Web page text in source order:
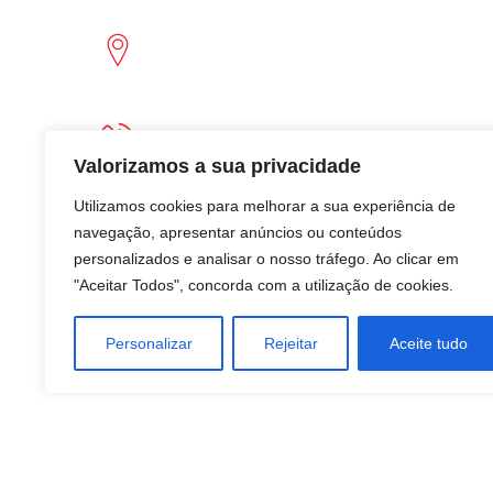
Valorizamos a sua privacidade
Utilizamos cookies para melhorar a sua experiência de
navegação, apresentar anúncios ou conteúdos
personalizados e analisar o nosso tráfego. Ao clicar em
"Aceitar Todos", concorda com a utilização de cookies.
Personalizar Rejeitar Aceite tudo
Linha do Consumidor: 800 200 220 (Chamada
Gratuita)
Atendimento dias úteis das 9h às 18h
apoioconsumidorportugal@pt.lactalis.com